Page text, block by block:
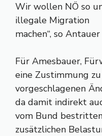
Wir wollen NÖ so
illegale Migration
machen“, so Antauer
Für Amesbauer,
eine Zustimmung
vorgeschlagenen
da damit indirekt
vom Bund
zusätzlichen